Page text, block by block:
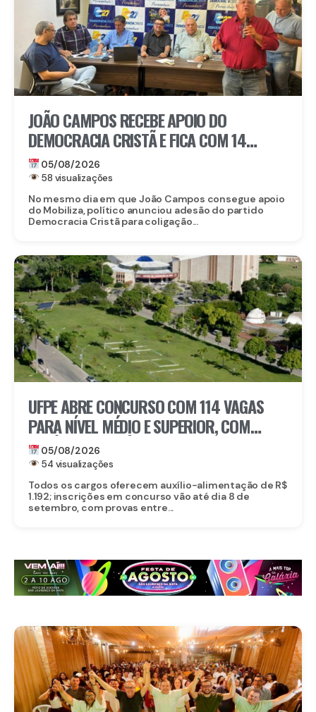
JOÃO CAMPOS RECEBE APOIO DO
DEMOCRACIA CRISTÃ E FICA COM 14
PARTIDOS EM COLIGAÇÃO CONTRA
RAQUEL
05/08/2026
58 visualizações
No mesmo dia em que João Campos consegue apoio
do Mobiliza, político anunciou adesão do partido
Democracia Cristã para coligação...
UFPE ABRE CONCURSO COM 114 VAGAS
PARA NÍVEL MÉDIO E SUPERIOR, COM
SALÁRIOS DE ATÉ R$ 5,2 MIL
05/08/2026
54 visualizações
Todos os cargos oferecem auxílio-alimentação de R$
1.192; inscrições em concurso vão até dia 8 de
setembro, com provas entre...